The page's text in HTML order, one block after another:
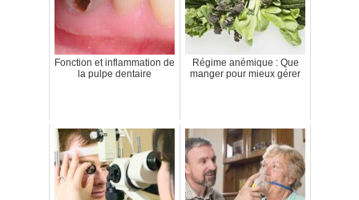
Fonction et inflammation de
la pulpe dentaire
Régime anémique : Que
manger pour mieux gérer